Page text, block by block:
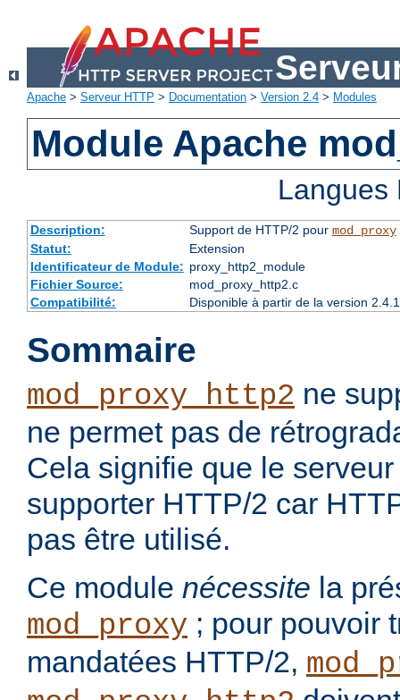
Apache > Serveur HTTP > Documentation > Version 2.4 > Modules
Module Apache
Description: Support de HTTP/2 pour mod_proxy
Statut:
Extension
Identificateur de Module: proxy_http2_module
Fichier Source:
mod_proxy_http2.c
Compatibilité:
Disponible à partir de la version
Sommaire
mod_proxy_http2 ne
ne permet pas de
Cela signifie que le
supporter HTTP/2 car
pas être utilisé.
Ce module nécessite la
mod_proxy ; pour pouvoir
mandatées HTTP/2,